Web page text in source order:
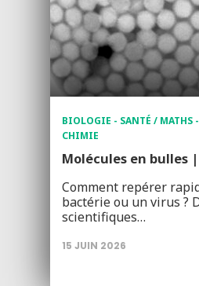
BIOLOGIE - SANTÉ / MATHS
CHIMIE
Molécules en bulles |
Comment repérer
bactérie ou un virus ?
scientifiques…
15 JUIN 2026